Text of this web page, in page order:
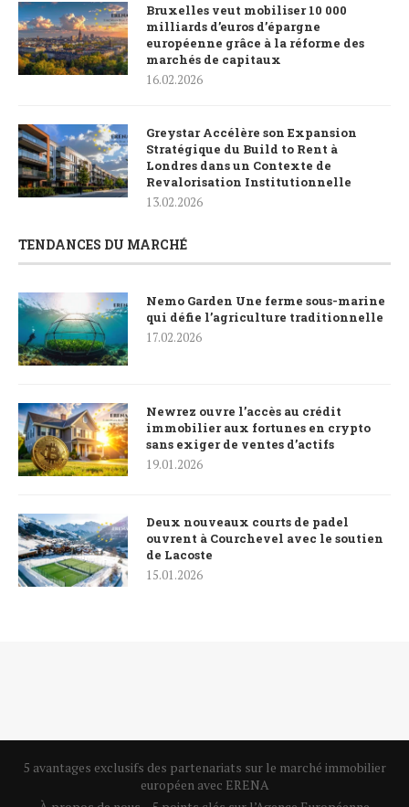
Bruxelles veut mobiliser 10 000
milliards d’euros d’épargne
européenne grâce à la réforme des
marchés de capitaux
16.02.2026
Greystar Accélère son Expansion
Stratégique du Build to Rent à
Londres dans un Contexte de
Revalorisation Institutionnelle
13.02.2026
TENDANCES DU MARCHÉ
Nemo Garden Une ferme sous-marine
qui défie l’agriculture traditionnelle
17.02.2026
Newrez ouvre l’accès au crédit
immobilier aux fortunes en crypto
sans exiger de ventes d’actifs
19.01.2026
Deux nouveaux courts de padel
ouvrent à Courchevel avec le soutien
de Lacoste
15.01.2026
5 avantages exclusifs des partenariats sur le marché immobilier
européen avec ERENA